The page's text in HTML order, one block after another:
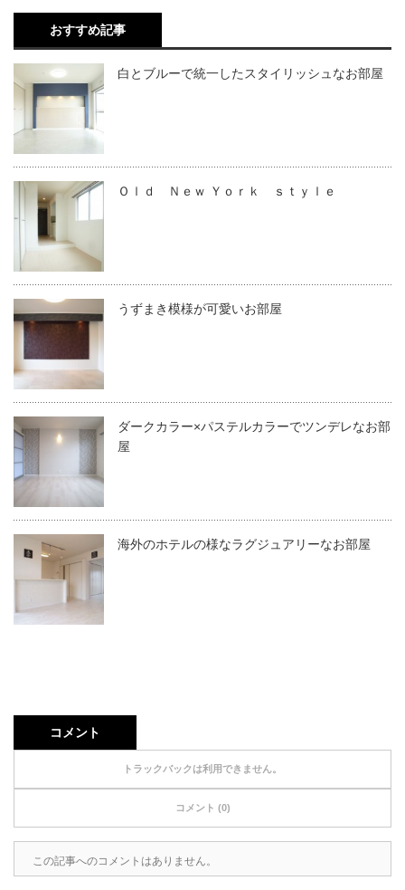
おすすめ記事
白とブルーで統一したスタイリッシュなお部屋
Ｏｌｄ Ｎｅｗ Ｙｏｒｋ ｓｔｙｌｅ
うずまき模様が可愛いお部屋
ダークカラー×パステルカラーでツンデレなお部
屋
海外のホテルの様なラグジュアリーなお部屋
コメント
トラックバックは利用できません。
コメント (0)
この記事へのコメントはありません。